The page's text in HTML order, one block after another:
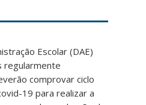
Escolar (DAE)
regularmente
comprovar ciclo
19 para realizar a